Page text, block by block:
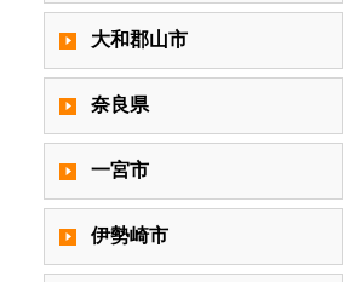
大和郡山市
奈良県
一宮市
伊勢崎市